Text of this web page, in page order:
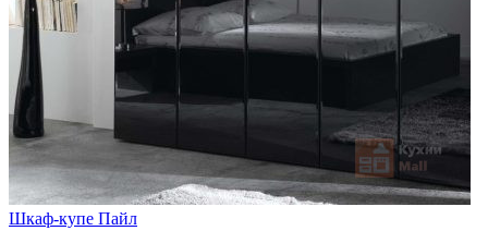
Шкаф-купе Пайл